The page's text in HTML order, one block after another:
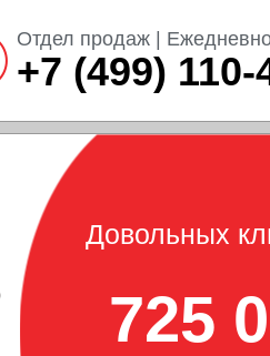
Отдел продаж |
+7 (499) 110-
Довольных
725